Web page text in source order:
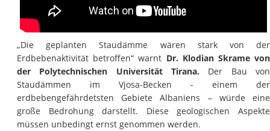
„Die geplanten Staudämme wären stark von der
Erdbebenaktivität betroffen“ warnt Dr. Klodian Skrame von
der Polytechnischen Universität Tirana. Der Bau von
Staudämmen im Vjosa-Becken - einem der
erdbebengefährdetsten Gebiete Albaniens – würde eine
große Bedrohung darstellt. Diese geologischen Aspekte
müssen unbedingt ernst genommen werden.